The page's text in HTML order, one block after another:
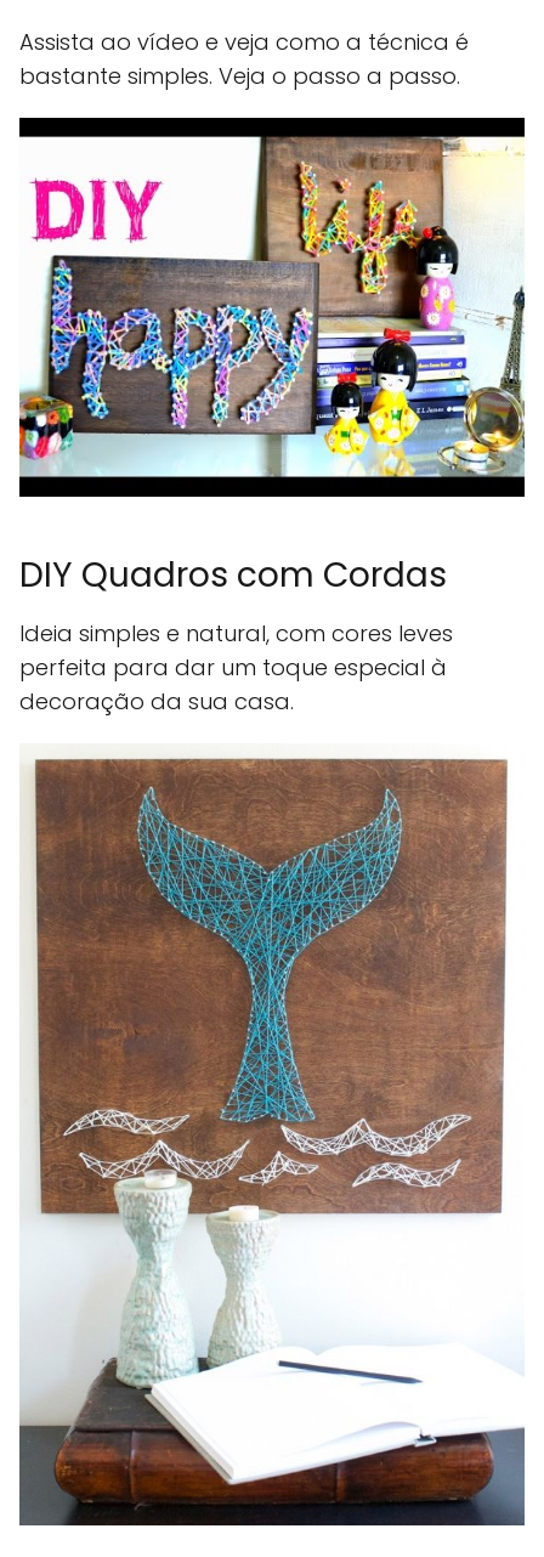
Assista ao vídeo e veja como a técnica é
bastante simples. Veja o passo a passo.
DIY Quadros com Cordas
Ideia simples e natural, com cores leves
perfeita para dar um toque especial à
decoração da sua casa.